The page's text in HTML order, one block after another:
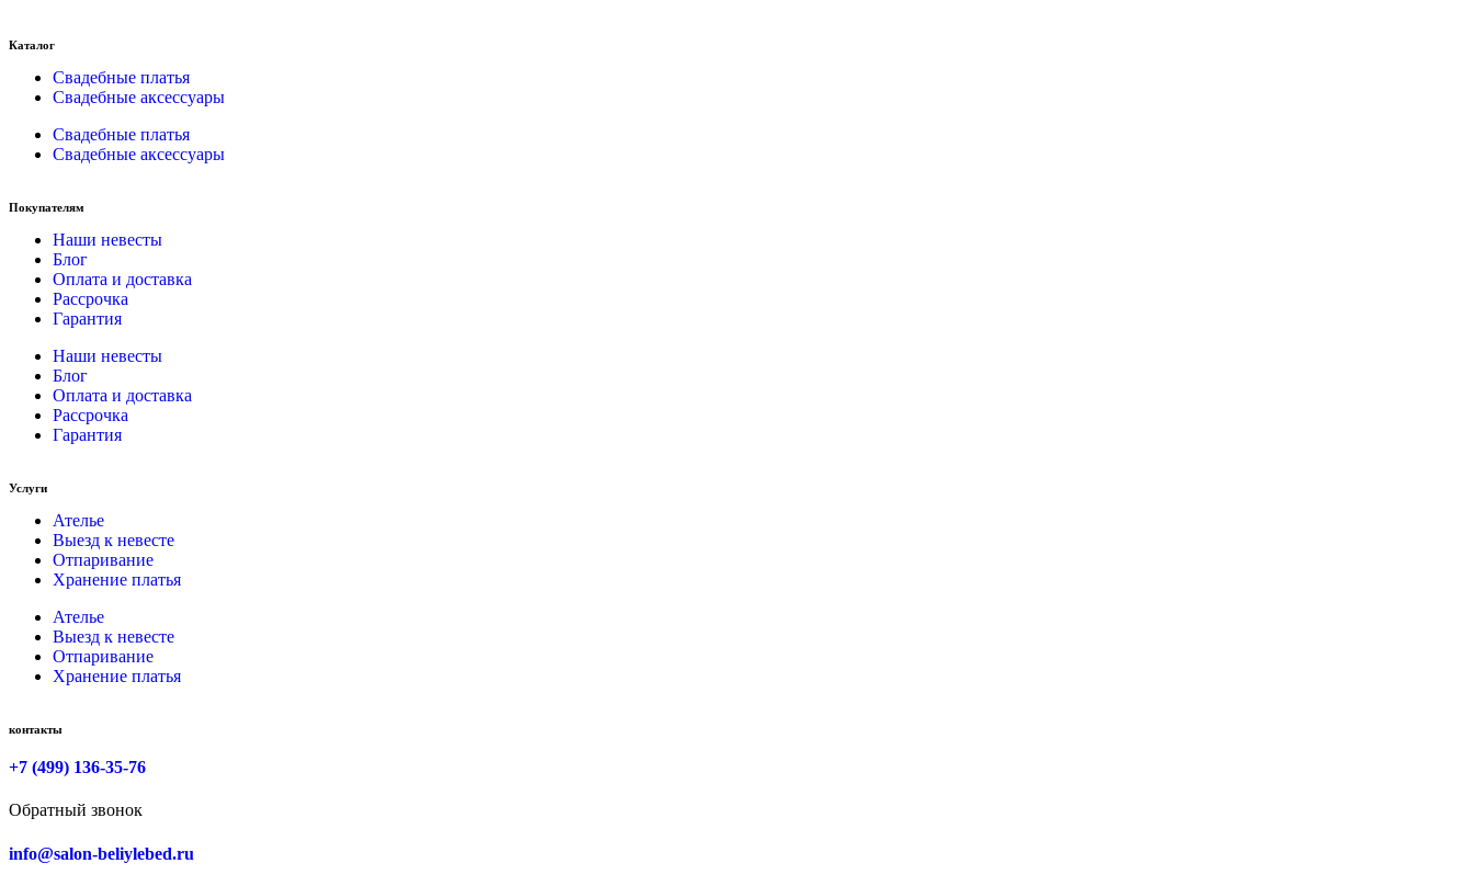
Каталог
Свадебные платья
Свадебные аксессуары
Свадебные платья
Свадебные аксессуары
Покупателям
Наши невесты
Блог
Оплата и доставка
Рассрочка
Гарантия
Наши невесты
Блог
Оплата и доставка
Рассрочка
Гарантия
Услуги
Ателье
Выезд к невесте
Отпаривание
Хранение платья
Ателье
Выезд к невесте
Отпаривание
Хранение платья
контакты
+7 (499) 136-35-76
Обратный звонок
info@salon-beliylebed.ru